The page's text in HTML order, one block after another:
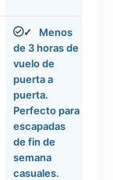
✓
Menos
de 3 horas de
vuelo de
puerta a
puerta.
Perfecto para
escapadas
de fin de
semana
casuales.